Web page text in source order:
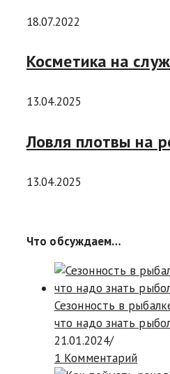
18.07.2022
Косметика на
13.04.2025
Ловля плотвы на
13.04.2025
Что обсуждаем…
Сезонность в
что надо знать
21.01.2024/
1 Комментарий